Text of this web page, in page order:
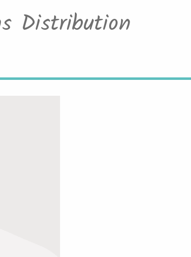
Distribution